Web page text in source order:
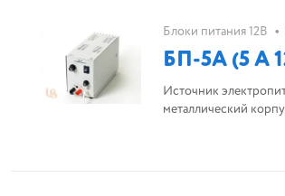
Блоки питания 12В •
БП-5А (5 А
Источник